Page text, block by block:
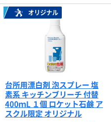
オリジナル
台所用漂白剤 泡スプレー 塩
素系 キッチンブリーチ 付替
400ｍL １個 ロケット石鹸 ア
スクル限定 オリジナル